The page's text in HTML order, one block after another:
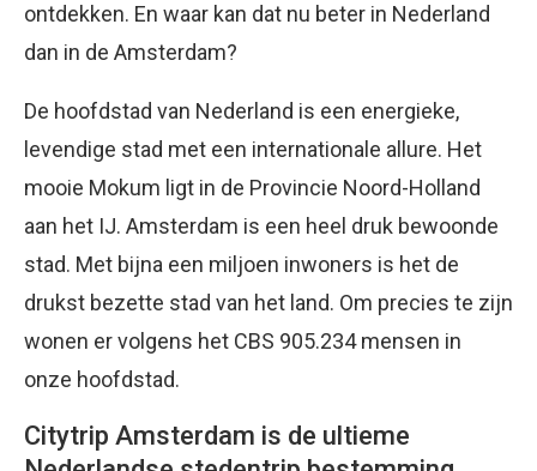
ontdekken. En waar kan dat nu beter in Nederland
dan in de Amsterdam?
De hoofdstad van Nederland is een energieke,
levendige stad met een internationale allure. Het
mooie Mokum ligt in de Provincie Noord-Holland
aan het IJ. Amsterdam is een heel druk bewoonde
stad. Met bijna een miljoen inwoners is het de
drukst bezette stad van het land. Om precies te zijn
wonen er volgens het CBS 905.234 mensen in
onze hoofdstad.
Citytrip Amsterdam is de ultieme